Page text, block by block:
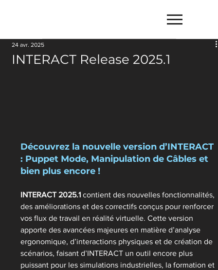
INTERACT Release 2025.1
24 avr. 2025
Découvrez la nouvelle version d’INTERACT
: Puppet Mode, Manipulation de Câbles et
bien plus encore !
INTERACT 2025.1 contient des nouvelles fonctionnalités,
des améliorations et des correctifs conçus pour renforcer
vos flux de travail en réalité virtuelle. Cette version
apporte des avancées majeures en matière d’analyse
ergonomique, d’interactions physiques et de création de
scénarios, faisant d’INTERACT un outil encore plus
puissant pour les simulations industrielles, la formation et